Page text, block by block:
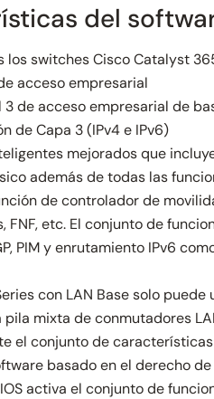
del
switches Cisco Catalyst
acceso empresarial
de acceso empresarial de
de Capa 3 (IPv4 e IPv6)
mejorados que
además de todas las
de controlador de
etc. El conjunto de
PIM y enrutamiento IPv6
con LAN Base solo
mixta de conmutadores
el conjunto de
basado en el derecho
activa el conjunto de